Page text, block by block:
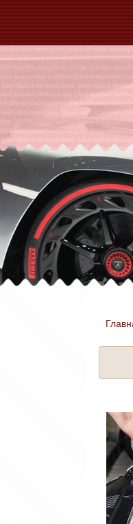
Вы